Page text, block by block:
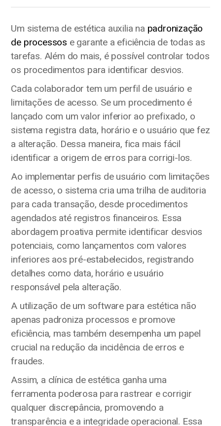
Um sistema de estética auxilia na padronização
de processos e garante a eficiência de todas as
tarefas. Além do mais, é possível controlar todos
os procedimentos para identificar desvios.
Cada colaborador tem um perfil de usuário e
limitações de acesso. Se um procedimento é
lançado com um valor inferior ao prefixado, o
sistema registra data, horário e o usuário que fez
a alteração. Dessa maneira, fica mais fácil
identificar a origem de erros para corrigi-los.
Ao implementar perfis de usuário com limitações
de acesso, o sistema cria uma trilha de auditoria
para cada transação, desde procedimentos
agendados até registros financeiros. Essa
abordagem proativa permite identificar desvios
potenciais, como lançamentos com valores
inferiores aos pré-estabelecidos, registrando
detalhes como data, horário e usuário
responsável pela alteração.
A utilização de um software para estética não
apenas padroniza processos e promove
eficiência, mas também desempenha um papel
crucial na redução da incidência de erros e
fraudes.
Assim, a clínica de estética ganha uma
ferramenta poderosa para rastrear e corrigir
qualquer discrepância, promovendo a
transparência e a integridade operacional. Essa